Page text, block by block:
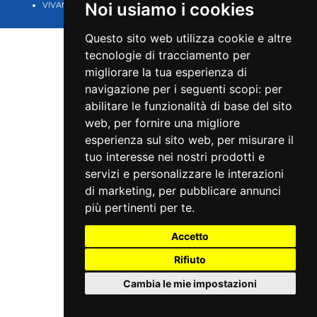
Noi usiamo i cookies
Questo sito web utilizza cookie e altre
tecnologie di tracciamento per
migliorare la tua esperienza di
navigazione per i seguenti scopi: per
abilitare le funzionalità di base del sito
web, per fornire una migliore
esperienza sul sito web, per misurare il
tuo interesse nei nostri prodotti e
servizi e personalizzare le interazioni
di marketing, per pubblicare annunci
più pertinenti per te.
Accetto
Rifiuto
Cambia le mie impostazioni
VIVAforVoucher
scelta spettacoli in
abbonamento